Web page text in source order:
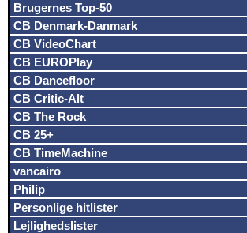
Brugernes Top-50
CB Denmark-Danmark
CB VideoChart
CB EUROPlay
CB Dancefloor
CB Critic-Alt
CB The Rock
CB 25+
CB TimeMachine
vancairo
Philip
Personlige hitlister
Lejlighedslister